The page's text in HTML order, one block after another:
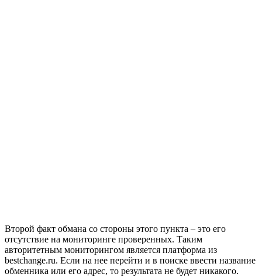
Второй факт обмана со стороны этого пункта – это его
отсутствие на мониторинге проверенных. Таким
авторитетным мониторингом является платформа из
bestchange.ru. Если на нее перейти и в поиске ввести название
обменника или его адрес, то результата не будет никакого.